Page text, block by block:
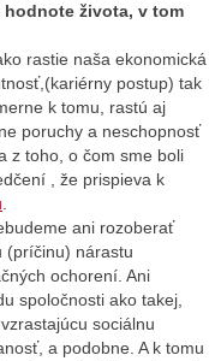
hodnote života, v tom
rastie naša ekonomická
postup) tak
k tomu, rastú aj
poruchy a neschopnosť
z toho, o čom sme boli
, že prispieva k
ani rozoberať
(príčinu) nárastu
ochorení. Ani
spoločnosti ako takej,
sociálnu
a podobne. A k tomu